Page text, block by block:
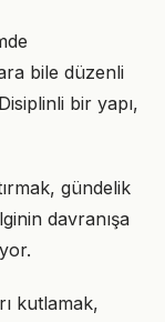
bile düzenli
bir yapı,
gündelik
davranışa
kutlamak,